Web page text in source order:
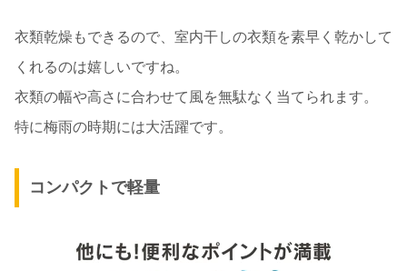
衣類乾燥もできるので、室内干しの衣類を素早く乾かして
くれるのは嬉しいですね。
衣類の幅や高さに合わせて風を無駄なく当てられます。
特に梅雨の時期には大活躍です。
コンパクトで軽量